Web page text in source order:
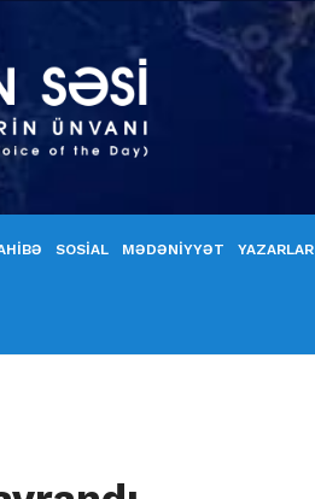
SOSİAL MƏDƏNİYYƏT YAZARLAR